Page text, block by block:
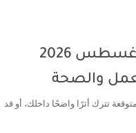
أبراج اليوم الاثنين 3أغسطس 2026
والصحة
تترك أثرًا واضحًا داخلك، أو قد